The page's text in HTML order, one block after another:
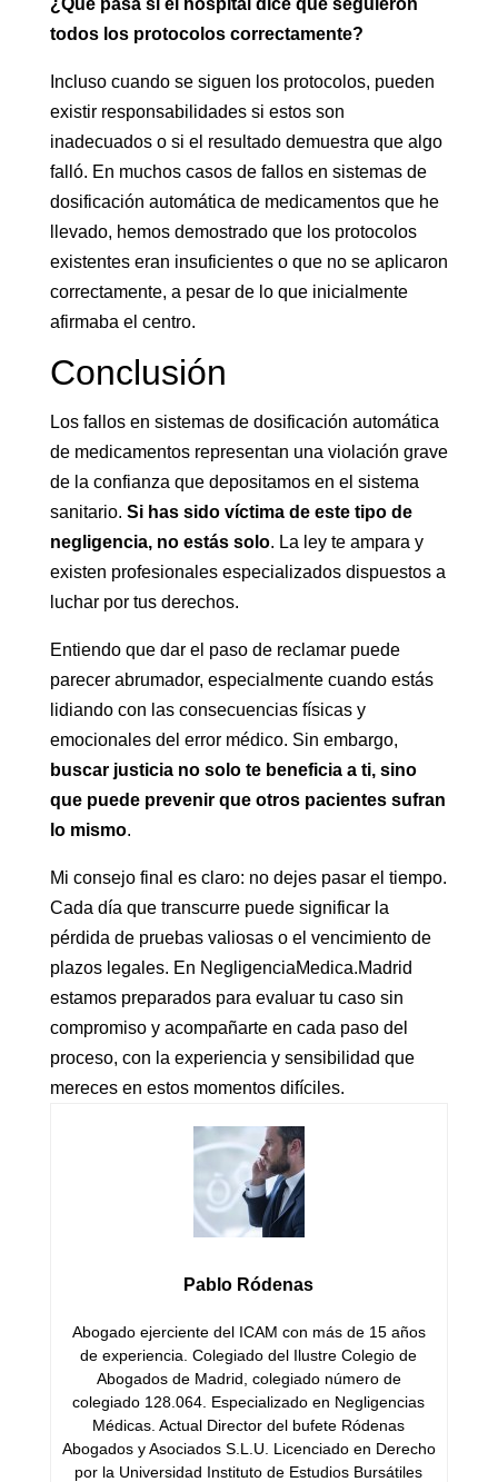
todos los protocolos correctamente?
Incluso cuando se siguen los protocolos, pueden
existir responsabilidades si estos son
inadecuados o si el resultado demuestra que algo
falló. En muchos casos de fallos en sistemas de
dosificación automática de medicamentos que he
llevado, hemos demostrado que los protocolos
existentes eran insuficientes o que no se aplicaron
correctamente, a pesar de lo que inicialmente
afirmaba el centro.
Conclusión
Los fallos en sistemas de dosificación automática
de medicamentos representan una violación grave
de la confianza que depositamos en el sistema
sanitario. Si has sido víctima de este tipo de
negligencia, no estás solo. La ley te ampara y
existen profesionales especializados dispuestos a
luchar por tus derechos.
Entiendo que dar el paso de reclamar puede
parecer abrumador, especialmente cuando estás
lidiando con las consecuencias físicas y
emocionales del error médico. Sin embargo,
buscar justicia no solo te beneficia a ti, sino
que puede prevenir que otros pacientes sufran
lo mismo.
Mi consejo final es claro: no dejes pasar el tiempo.
Cada día que transcurre puede significar la
pérdida de pruebas valiosas o el vencimiento de
plazos legales. En NegligenciaMedica.Madrid
estamos preparados para evaluar tu caso sin
compromiso y acompañarte en cada paso del
proceso, con la experiencia y sensibilidad que
mereces en estos momentos difíciles.
Pablo Ródenas
Abogado ejerciente del ICAM con más de 15 años
de experiencia. Colegiado del Ilustre Colegio de
Abogados de Madrid, colegiado número de
colegiado 128.064. Especializado en Negligencias
Médicas. Actual Director del bufete Ródenas
Abogados y Asociados S.L.U. Licenciado en Derecho
por la Universidad Instituto de Estudios Bursátiles